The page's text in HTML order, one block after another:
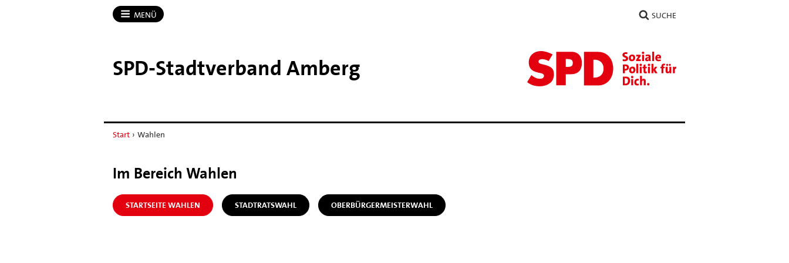
MENÜ SUCHE
SPD-​Stadtverband Amberg
Start › Wahlen
Im Bereich Wahlen
STARTSEITE WAHLEN STADTRATSWAHL OBERBÜRGERMEISTERWAHL